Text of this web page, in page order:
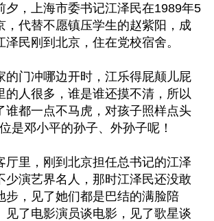
夕，上海市委书记江泽民在1989年5
，代替不愿镇压学生的赵紫阳，成
泽民刚到北京，住在党校宿舍。
的门冲哪边开时，江乐得屁颠儿屁
的人很多，谁是谁还摸不清，所以
谁都一点不马虎，对孩子照样点头
是邓小平的孙子、外孙子呢！
厅里，刚到北京担任总书记的江泽
少演艺界名人，那时江泽民还没敢
步，见了她们都是巴结的满脸陪
见了电影演员谈电影，见了歌星谈